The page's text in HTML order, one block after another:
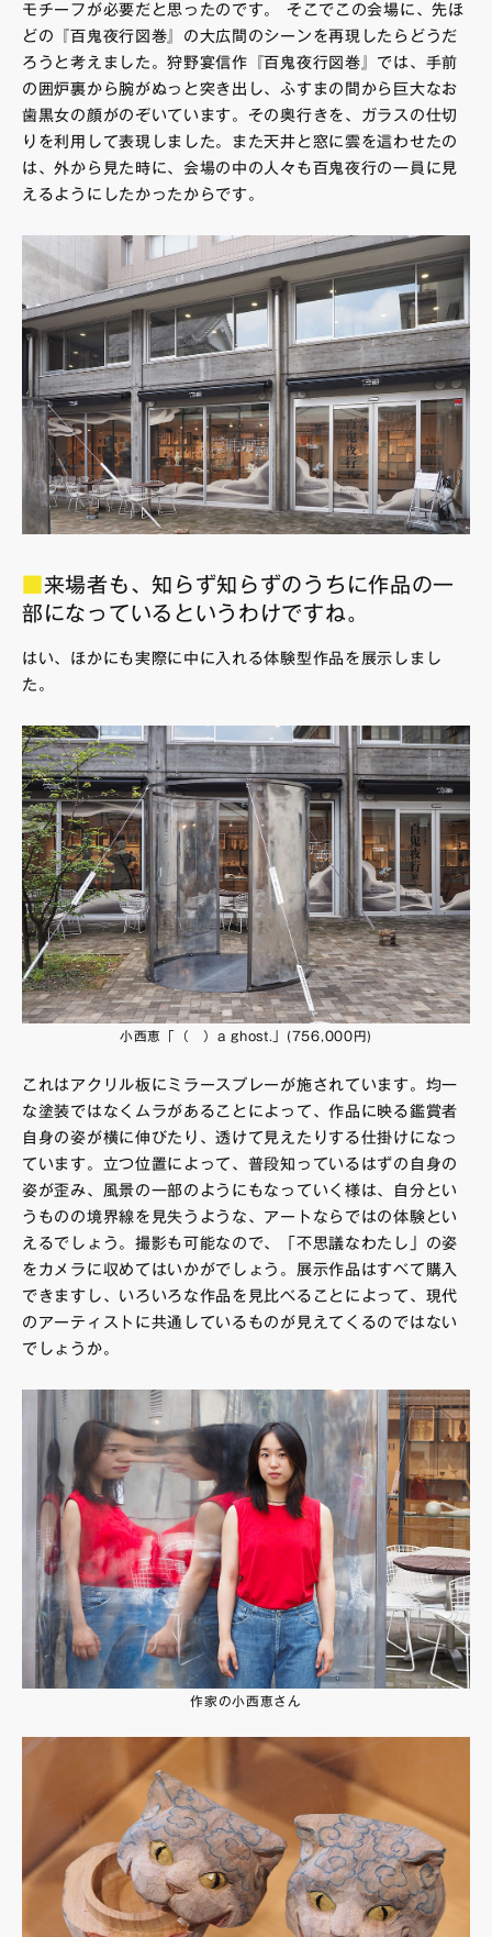
モチーフが必要だと思ったのです。 そこでこの会場に、先ほ
どの『百鬼夜行図巻』の大広間のシーンを再現したらどうだ
ろうと考えました。狩野宴信作『百鬼夜行図巻』では、手前
の囲炉裏から腕がぬっと突き出し、ふすまの間から巨大なお
歯黒女の顔がのぞいています。その奥行きを、ガラスの仕切
りを利用して表現しました。また天井と窓に雲を這わせたの
は、外から見た時に、会場の中の人々も百鬼夜行の一員に見
えるようにしたかったからです。
来場者も、知らず知らずのうちに作品の一
部になっているというわけですね。
はい、ほかにも実際に中に入れる体験型作品を展示しまし
た。
小西恵「（ ）a ghost.」(756,000円)
これはアクリル板にミラースプレーが施されています。均一
な塗装ではなくムラがあることによって、作品に映る鑑賞者
自身の姿が横に伸びたり、透けて見えたりする仕掛けになっ
ています。立つ位置によって、普段知っているはずの自身の
姿が歪み、風景の一部のようにもなっていく様は、自分とい
うものの境界線を見失うような、アートならではの体験とい
えるでしょう。撮影も可能なので、「不思議なわたし」の姿
をカメラに収めてはいかがでしょう。展示作品はすべて購入
できますし、いろいろな作品を見比べることによって、現代
のアーティストに共通しているものが見えてくるのではない
でしょうか。
作家の小西恵さん